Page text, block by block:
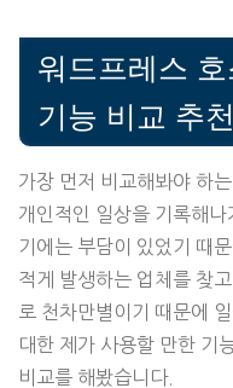
워드프레스
기능 비교 추천
가장 먼저 비교해봐야 하
개인적인 일상을 기록해
기에는 부담이 있었기 때
적게 발생하는 업체를 찾
로 천차만별이기 때문에
대한 제가 사용할 만한 기
비교를 해봤습니다.